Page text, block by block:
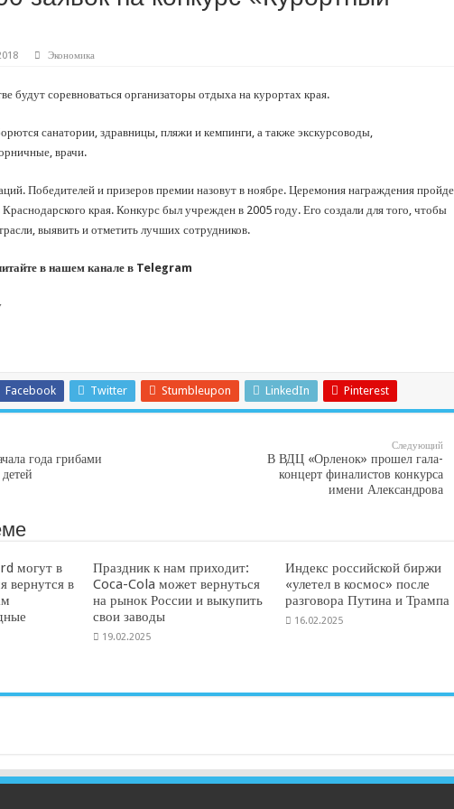
35 школах Кубани запустят проект «Предпринимательские классы 2.0»
года капитально отремонтировали 209 многоквартирных домов
отметили День России
Экономика
будут соревноваться организаторы отдыха на курортах края.
санатории, здравницы, пляжи и кемпинги, а также экскурсоводы,
врачи.
Победителей и призеров премии назовут в ноябре. Церемония награждения
края. Конкурс был учрежден в 2005 году. Его создали для того, чтобы
выявить и отметить лучших сотрудников.
в нашем канале в Telegram
Facebook Twitter Stumbleupon LinkedIn Pinterest
года грибами
Следующий
В ВДЦ «Орленок» прошел гала-
концерт финалистов конкурса
имени Александрова
могут в
вернутся в
Праздник к нам приходит:
Coca-Cola может вернуться
на рынок России и выкупить
свои заводы
19.02.2025
Индекс российской биржи
«улетел в космос» после
разговора Путина и Трампа
16.02.2025